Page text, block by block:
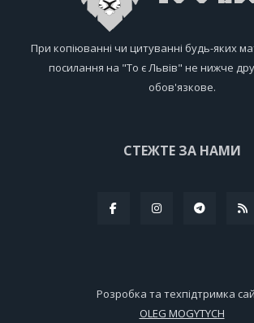
При копіюванні чи цитуванні будь-яких
посилання на "То є Львів" не нижче
обов'язкове.
СТЕЖТЕ ЗА НАМИ
Розробка та техпідтримка
OLEG MOGYTYCH